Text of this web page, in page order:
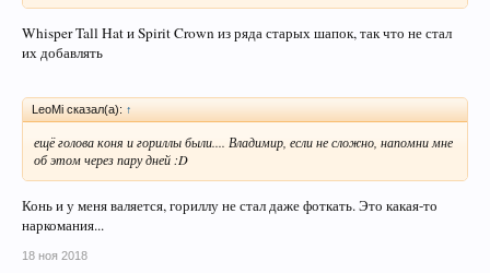
Whisper Tall Hat и Spirit Crown из ряда старых шапок, так что не стал
их добавлять
LeoMi сказал(а): ↑
ещё голова коня и гориллы были.... Владимир, если не сложно, напомни мне
об этом через пару дней :D
Конь и у меня валяется, гориллу не стал даже фоткать. Это какая-то
наркомания...
18 ноя 2018